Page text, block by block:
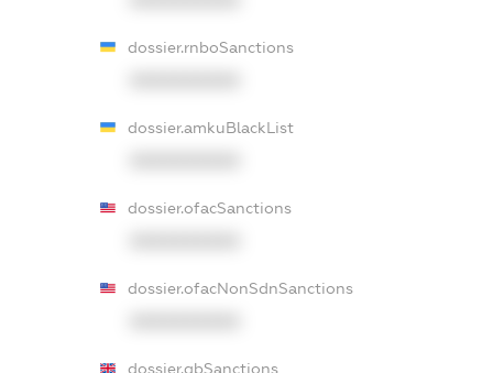
dossier.rnboSanctions
dossier.amkuBlackList
dossier.ofacSanctions
dossier.ofacNonSdnSanctions
dossier.gbSanctions